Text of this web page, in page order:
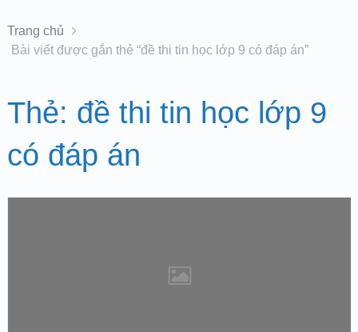
Trang chủ
Bài viết được gắn thẻ “đề thi tin học lớp 9 có đáp án”
Thẻ: đề thi tin học lớp 9
có đáp án